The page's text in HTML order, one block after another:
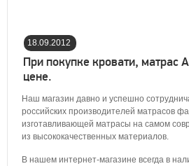
18.09.2012
03:00:00
При покупке кровати, матрас
цене.
Наш магазин давно и успешно
российских производителей матрасов
изготавливающей матрасы на самом
из высококачественных материалов.
В нашем интернет-магазине всегда в